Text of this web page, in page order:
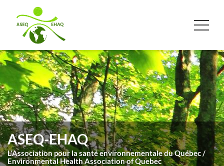
ASEQ-EHAQ
L'Association pour la santé environnementale du Québec /
Environmental Health Association of Quebec